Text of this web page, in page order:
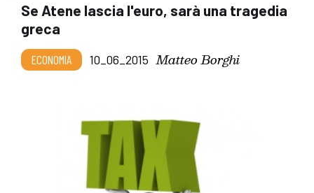
Se Atene lascia l'euro, sarà una tragedia
greca
ECONOMIA 10_06_2015 Matteo Borghi